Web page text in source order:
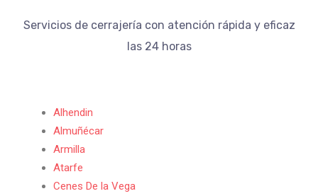
Servicios de cerrajería con atención rápida y eficaz
las 24 horas
Alhendin
Almuñécar
Armilla
Atarfe
Cenes De la Vega